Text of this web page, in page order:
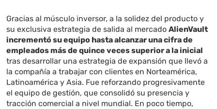
Gracias al músculo inversor, a la solidez del producto y
su exclusiva estrategia de salida al mercadoAlienVault
incrementó su equipo hasta alcanzar una cifra de
empleados más de quince veces superior a la inicial
tras desarrollar una estrategia de expansión que llevó a
la compañía a trabajar con clientes en Norteamérica,
Latinoamérica y Asia. Fue reforzando progresivamente
el equipo de gestión, que consolidó su presencia y
tracción comercial a nivel mundial. En poco tiempo,